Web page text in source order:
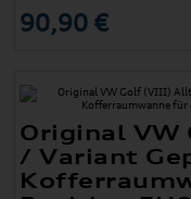
90,90 €
Original
/ Variant